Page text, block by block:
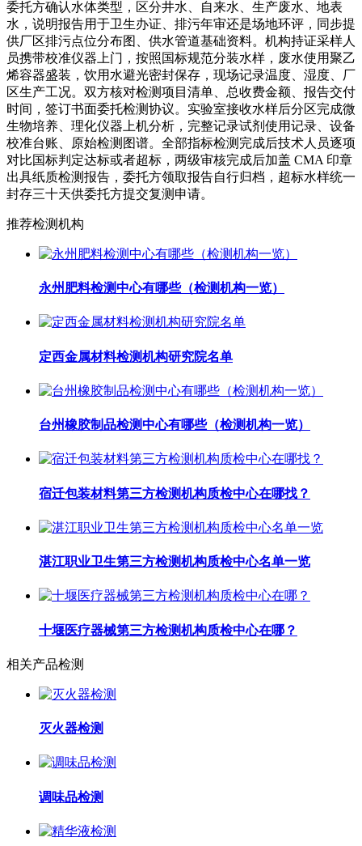
委托方确认水体类型，区分井水、自来水、生产废水、地表
水，说明报告用于卫生办证、排污年审还是场地环评，同步提
供厂区排污点位分布图、供水管道基础资料。机构持证采样人
员携带校准仪器上门，按照国标规范分装水样，废水使用聚乙
烯容器盛装，饮用水避光密封保存，现场记录温度、湿度、厂
区生产工况。双方核对检测项目清单、总收费金额、报告交付
时间，签订书面委托检测协议。实验室接收水样后分区完成微
生物培养、理化仪器上机分析，完整记录试剂使用记录、设备
校准台账、原始检测图谱。全部指标检测完成后技术人员逐项
对比国标判定达标或者超标，两级审核完成后加盖 CMA 印章
出具纸质检测报告，委托方领取报告自行归档，超标水样统一
封存三十天供委托方提交复测申请。
推荐检测机构
永州肥料检测中心有哪些（检测机构一览）
定西金属材料检测机构研究院名单
台州橡胶制品检测中心有哪些（检测机构一览）
宿迁包装材料第三方检测机构质检中心在哪找？
湛江职业卫生第三方检测机构质检中心名单一览
十堰医疗器械第三方检测机构质检中心在哪？
相关产品检测
灭火器检测
调味品检测